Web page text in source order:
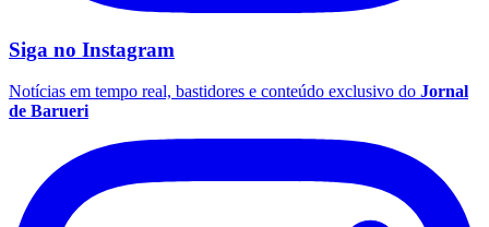
Siga no Instagram
Notícias em tempo real, bastidores e conteúdo exclusivo do Jornal
de Barueri